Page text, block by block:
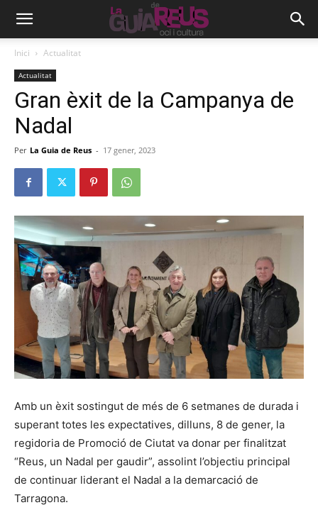
Inici Actualitat
Actualitat
Gran èxit de la Campanya de
Nadal
Per La Guia de Reus - 17 gener, 2023
Amb un èxit sostingut de més de 6 setmanes de durada i
superant totes les expectatives, dilluns, 8 de gener, la
regidoria de Promoció de Ciutat va donar per finalitzat
“Reus, un Nadal per gaudir”, assolint l’objectiu principal
de continuar liderant el Nadal a la demarcació de
Tarragona.